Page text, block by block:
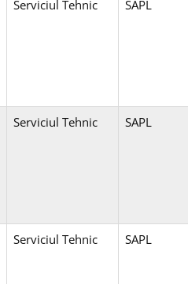
Serviciul Tehnic SAPL
Serviciul Tehnic SAPL
Serviciul Tehnic SAPL